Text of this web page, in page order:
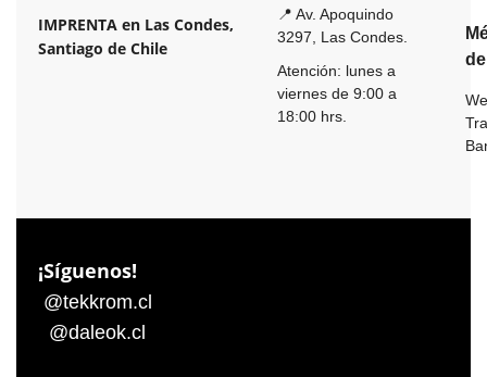
IMPRENTA en Las Condes,
Santiago de Chile
📍 Av. Apoquindo
3297, Las Condes.
Atención: lunes a
viernes de 9:00 a
18:00 hrs.
¡Síguenos!
@tekkrom.cl
@daleok.cl